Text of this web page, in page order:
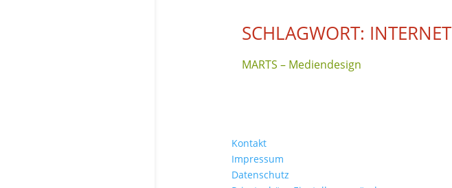
SCHLAGWORT: INTERNET
MARTS – Mediendesign
Kontakt
Impressum
Datenschutz